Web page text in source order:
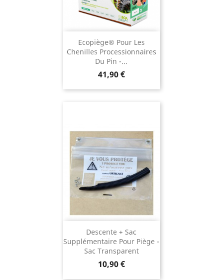
Ecopiège® Pour Les
Chenilles Processionnaires
Du Pin -...
Prix
41,90 €
Descente + Sac
Supplémentaire Pour Piège -
Sac Transparent
Prix
10,90 €